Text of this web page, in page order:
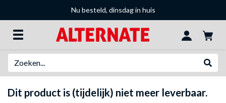
Nu besteld, dinsdag in huis
Dit product is (tijdelijk) niet meer leverbaar.